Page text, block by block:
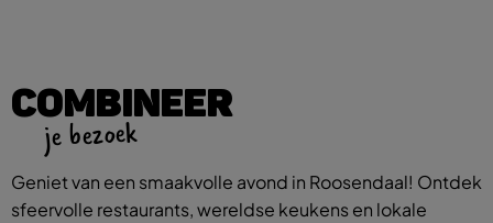
COMBINEER
je bezoek
Geniet van een smaakvolle avond in Roosendaal! Ontdek
sfeervolle restaurants, wereldse keukens en lokale